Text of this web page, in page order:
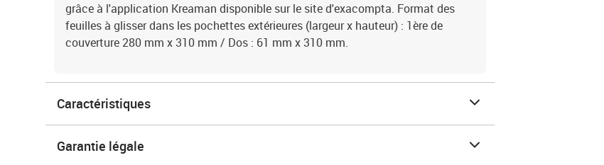
grâce à l'application Kreaman disponible sur le site d'exacompta. Format des
feuilles à glisser dans les pochettes extérieures (largeur x hauteur) : 1ère de
couverture 280 mm x 310 mm / Dos : 61 mm x 310 mm.
Caractéristiques
Garantie légale